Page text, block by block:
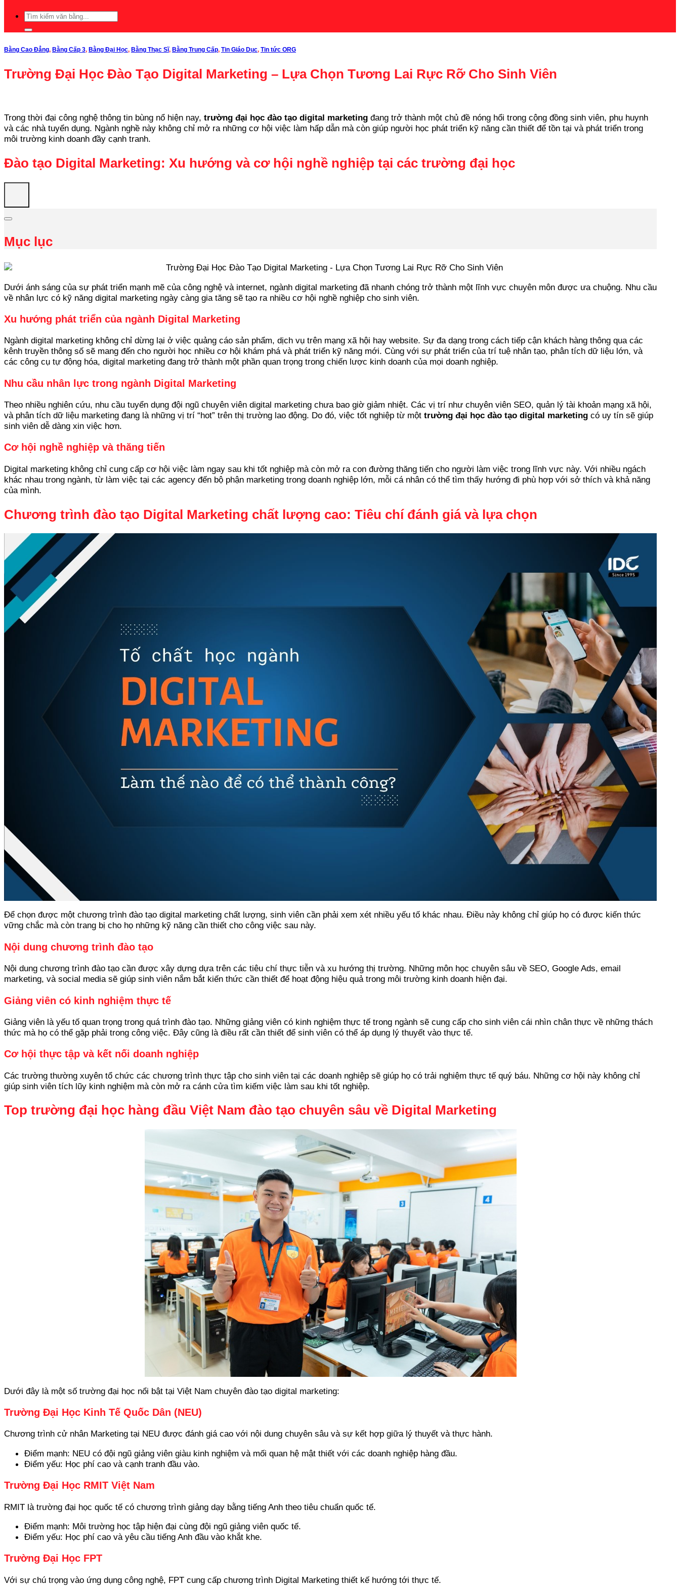
Bằng Cao Đẳng, Bằng Cấp 3, Bằng Đại Học, Bằng Thạc Sĩ, Bằng Trung Cấp, Tin Giáo Dục, Tin tức ORG
Trường Đại Học Đào Tạo Digital Marketing – Lựa Chọn Tương Lai Rực Rỡ Cho Sinh Viên
Trong thời đại công nghệ thông tin bùng nổ hiện nay, trường đại học đào tạo digital marketing đang trở thành một chủ đề nóng hổi trong cộng đồng sinh viên, phụ huynh
và các nhà tuyển dụng. Ngành nghề này không chỉ mở ra những cơ hội việc làm hấp dẫn mà còn giúp người học phát triển kỹ năng cần thiết để tồn tại và phát triển trong
môi trường kinh doanh đầy cạnh tranh.
Đào tạo Digital Marketing: Xu hướng và cơ hội nghề nghiệp tại các trường đại học
Mục lục
Dưới ánh sáng của sự phát triển mạnh mẽ của công nghệ và internet, ngành digital marketing đã nhanh chóng trở thành một lĩnh vực chuyên môn được ưa chuộng. Nhu cầu
về nhân lực có kỹ năng digital marketing ngày càng gia tăng sẽ tạo ra nhiều cơ hội nghề nghiệp cho sinh viên.
Xu hướng phát triển của ngành Digital Marketing
Ngành digital marketing không chỉ dừng lại ở việc quảng cáo sản phẩm, dịch vụ trên mạng xã hội hay website. Sự đa dạng trong cách tiếp cận khách hàng thông qua các
kênh truyền thông số sẽ mang đến cho người học nhiều cơ hội khám phá và phát triển kỹ năng mới. Cùng với sự phát triển của trí tuệ nhân tạo, phân tích dữ liệu lớn, và
các công cụ tự động hóa, digital marketing đang trở thành một phần quan trọng trong chiến lược kinh doanh của mọi doanh nghiệp.
Nhu cầu nhân lực trong ngành Digital Marketing
Theo nhiều nghiên cứu, nhu cầu tuyển dụng đội ngũ chuyên viên digital marketing chưa bao giờ giảm nhiệt. Các vị trí như chuyên viên SEO, quản lý tài khoản mạng xã hội,
và phân tích dữ liệu marketing đang là những vị trí “hot” trên thị trường lao động. Do đó, việc tốt nghiệp từ một trường đại học đào tạo digital marketing có uy tín sẽ giúp
sinh viên dễ dàng xin việc hơn.
Cơ hội nghề nghiệp và thăng tiến
Digital marketing không chỉ cung cấp cơ hội việc làm ngay sau khi tốt nghiệp mà còn mở ra con đường thăng tiến cho người làm việc trong lĩnh vực này. Với nhiều ngách
khác nhau trong ngành, từ làm việc tại các agency đến bộ phận marketing trong doanh nghiệp lớn, mỗi cá nhân có thể tìm thấy hướng đi phù hợp với sở thích và khả năng
của mình.
Chương trình đào tạo Digital Marketing chất lượng cao: Tiêu chí đánh giá và lựa chọn
Để chọn được một chương trình đào tạo digital marketing chất lượng, sinh viên cần phải xem xét nhiều yếu tố khác nhau. Điều này không chỉ giúp họ có được kiến thức
vững chắc mà còn trang bị cho họ những kỹ năng cần thiết cho công việc sau này.
Nội dung chương trình đào tạo
Nội dung chương trình đào tạo cần được xây dựng dựa trên các tiêu chí thực tiễn và xu hướng thị trường. Những môn học chuyên sâu về SEO, Google Ads, email
marketing, và social media sẽ giúp sinh viên nắm bắt kiến thức cần thiết để hoạt động hiệu quả trong môi trường kinh doanh hiện đại.
Giảng viên có kinh nghiệm thực tế
Giảng viên là yếu tố quan trọng trong quá trình đào tạo. Những giảng viên có kinh nghiệm thực tế trong ngành sẽ cung cấp cho sinh viên cái nhìn chân thực về những thách
thức mà họ có thể gặp phải trong công việc. Đây cũng là điều rất cần thiết để sinh viên có thể áp dụng lý thuyết vào thực tế.
Cơ hội thực tập và kết nối doanh nghiệp
Các trường thường xuyên tổ chức các chương trình thực tập cho sinh viên tại các doanh nghiệp sẽ giúp họ có trải nghiệm thực tế quý báu. Những cơ hội này không chỉ
giúp sinh viên tích lũy kinh nghiệm mà còn mở ra cánh cửa tìm kiếm việc làm sau khi tốt nghiệp.
Top trường đại học hàng đầu Việt Nam đào tạo chuyên sâu về Digital Marketing
Dưới đây là một số trường đại học nổi bật tại Việt Nam chuyên đào tạo digital marketing:
Trường Đại Học Kinh Tế Quốc Dân (NEU)
Chương trình cử nhân Marketing tại NEU được đánh giá cao với nội dung chuyên sâu và sự kết hợp giữa lý thuyết và thực hành.
Điểm mạnh: NEU có đội ngũ giảng viên giàu kinh nghiệm và mối quan hệ mật thiết với các doanh nghiệp hàng đầu.
Điểm yếu: Học phí cao và cạnh tranh đầu vào.
Trường Đại Học RMIT Việt Nam
RMIT là trường đại học quốc tế có chương trình giảng dạy bằng tiếng Anh theo tiêu chuẩn quốc tế.
Điểm mạnh: Môi trường học tập hiện đại cùng đội ngũ giảng viên quốc tế.
Điểm yếu: Học phí cao và yêu cầu tiếng Anh đầu vào khắt khe.
Trường Đại Học FPT
Với sự chú trọng vào ứng dụng công nghệ, FPT cung cấp chương trình Digital Marketing thiết kế hướng tới thực tế.